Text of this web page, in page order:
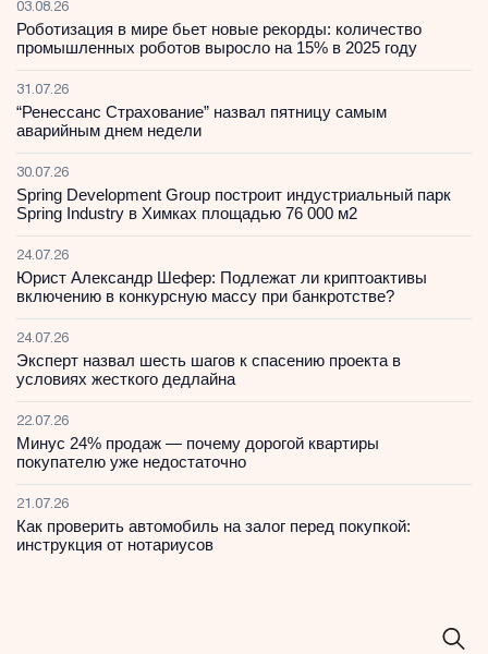
03.08.26
Роботизация в мире бьет новые рекорды: количество
промышленных роботов выросло на 15% в 2025 году
31.07.26
“Ренессанс Страхование” назвал пятницу самым
аварийным днем недели
30.07.26
Spring Development Group построит индустриальный парк
Spring Industry в Химках площадью 76 000 м2
24.07.26
Юрист Александр Шефер: Подлежат ли криптоактивы
включению в конкурсную массу при банкротстве?
24.07.26
Эксперт назвал шесть шагов к спасению проекта в
условиях жесткого дедлайна
22.07.26
Минус 24% продаж — почему дорогой квартиры
покупателю уже недостаточно
21.07.26
Как проверить автомобиль на залог перед покупкой:
инструкция от нотариусов